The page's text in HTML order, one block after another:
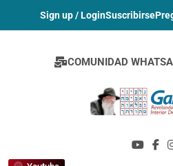
Sign up / LoginSuscribirse
COMUNIDAD
Gal